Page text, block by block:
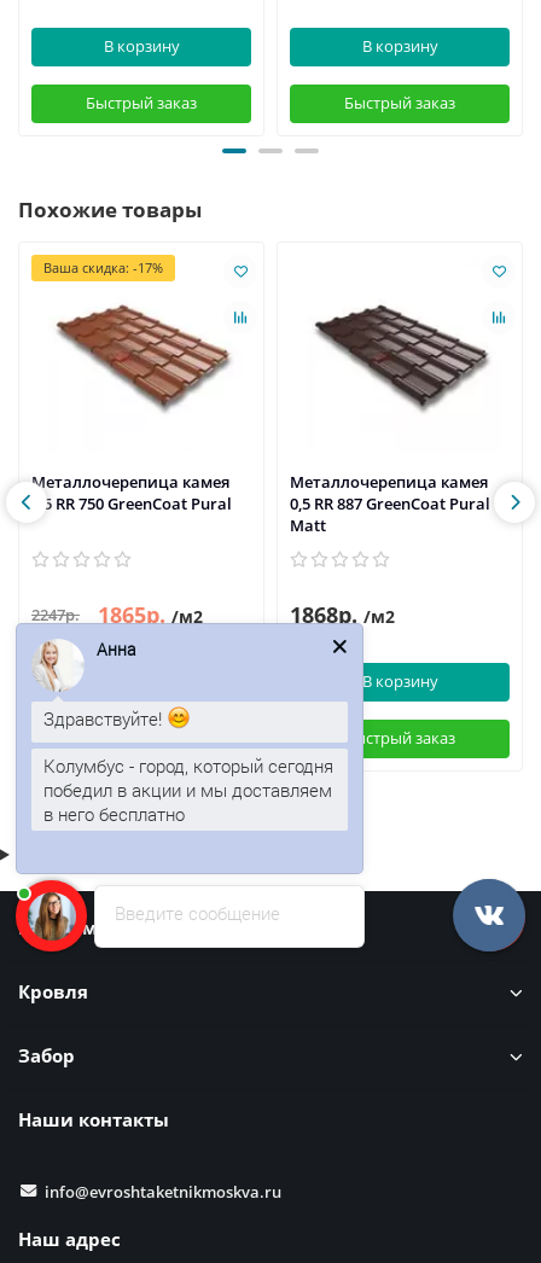
В корзину
Быстрый заказ
В корзину
Быстрый заказ
Похожие товары
Ваша скидка: -17%
Металлочерепица камея
0,5 RR 750 GreenCoat Pural
2247р. 1865р. /м2
Быстрый заказ
Металлочерепица камея
0,5 RR 887 GreenCoat Pural
Matt
1868р. /м2
В корзину
Быстрый заказ
Информация
Кровля
Забор
Наши контакты
info@evroshtaketnikmoskva.ru
Наш адрес
Введите сообщение
Здравствуйте!
Колумбус - город, который сегодня
победил в акции и мы доставляем
в него бесплатно